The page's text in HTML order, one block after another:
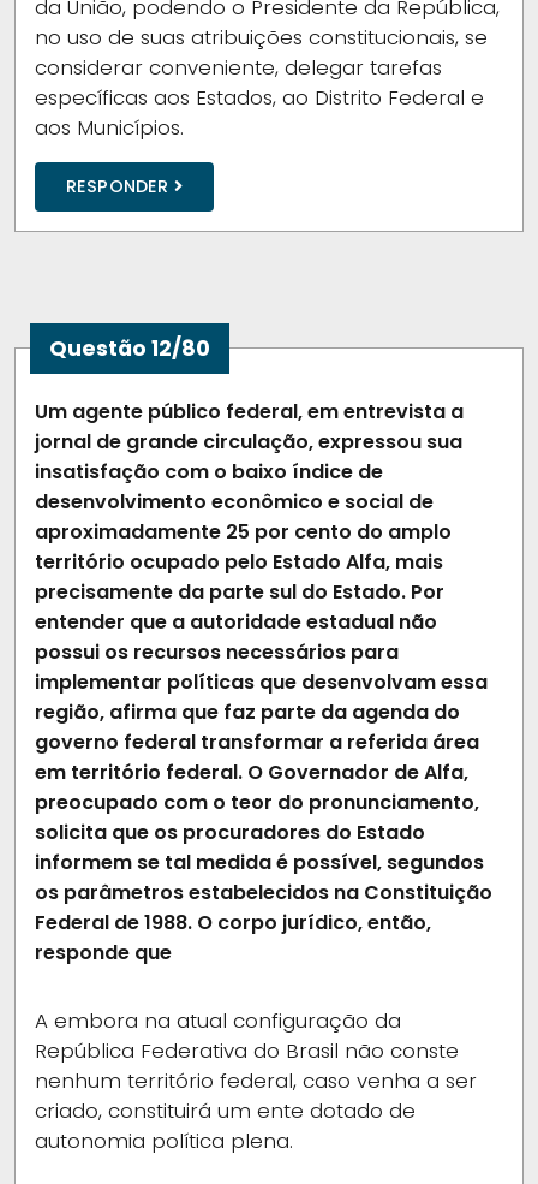
da União, podendo o Presidente da República,
no uso de suas atribuições constitucionais, se
considerar conveniente, delegar tarefas
específicas aos Estados, ao Distrito Federal e
aos Municípios.
RESPONDER
Questão 12/80
Um agente público federal, em entrevista a
jornal de grande circulação, expressou sua
insatisfação com o baixo índice de
desenvolvimento econômico e social de
aproximadamente 25 por cento do amplo
território ocupado pelo Estado Alfa, mais
precisamente da parte sul do Estado. Por
entender que a autoridade estadual não
possui os recursos necessários para
implementar políticas que desenvolvam essa
região, afirma que faz parte da agenda do
governo federal transformar a referida área
em território federal. O Governador de Alfa,
preocupado com o teor do pronunciamento,
solicita que os procuradores do Estado
informem se tal medida é possível, segundos
os parâmetros estabelecidos na Constituição
Federal de 1988. O corpo jurídico, então,
responde que
A embora na atual configuração da
República Federativa do Brasil não conste
nenhum território federal, caso venha a ser
criado, constituirá um ente dotado de
autonomia política plena.